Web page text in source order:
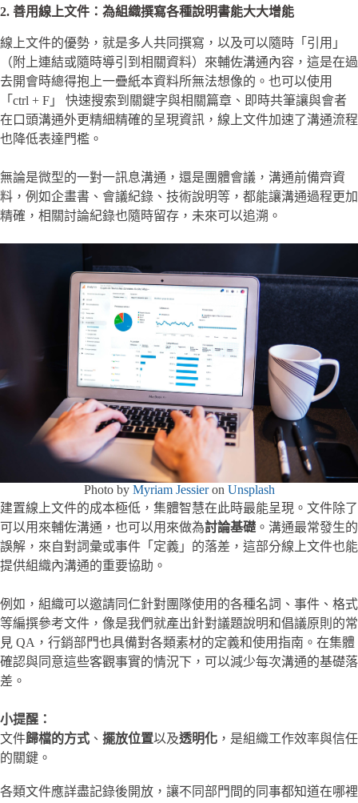
2. 善用線上文件：為組織撰寫各種說明書能大大增能
線上文件的優勢，就是多人共同撰寫，以及可以隨時「引用」
（附上連結或隨時導引到相關資料）來輔佐溝通內容，這是在過
去開會時總得抱上一疊紙本資料所無法想像的。也可以使用
「ctrl + F」 快速搜索到關鍵字與相關篇章、即時共筆讓與會者
在口頭溝通外更精細精確的呈現資訊，線上文件加速了溝通流程
也降低表達門檻。
無論是微型的一對一訊息溝通，還是團體會議，溝通前備齊資
料，例如企畫書、會議紀錄、技術說明等，都能讓溝通過程更加
精確，相關討論紀錄也隨時留存，未來可以追溯。
Photo by Myriam Jessieron Unsplash
建置線上文件的成本極低，集體智慧在此時最能呈現。文件除了
可以用來輔佐溝通，也可以用來做為討論基礎 。溝通最常發生的
誤解，來自對詞彙或事件「定義」的落差，這部分線上文件也能
提供組織內溝通的重要協助。
例如，組織可以邀請同仁針對團隊使用的各種名詞、事件、格式
等編撰參考文件，像是我們就產出針對議題說明和倡議原則的常
見 QA，行銷部門也具備對各類素材的定義和使用指南。在集體
確認與同意這些客觀事實的情況下，可以減少每次溝通的基礎落
差。
小提醒：
文件歸檔的方式 、 擺放位置以及透明化 ，是組織工作效率與信任
的關鍵。
各類文件應詳盡記錄後開放，讓不同部門間的同事都知道在哪裡